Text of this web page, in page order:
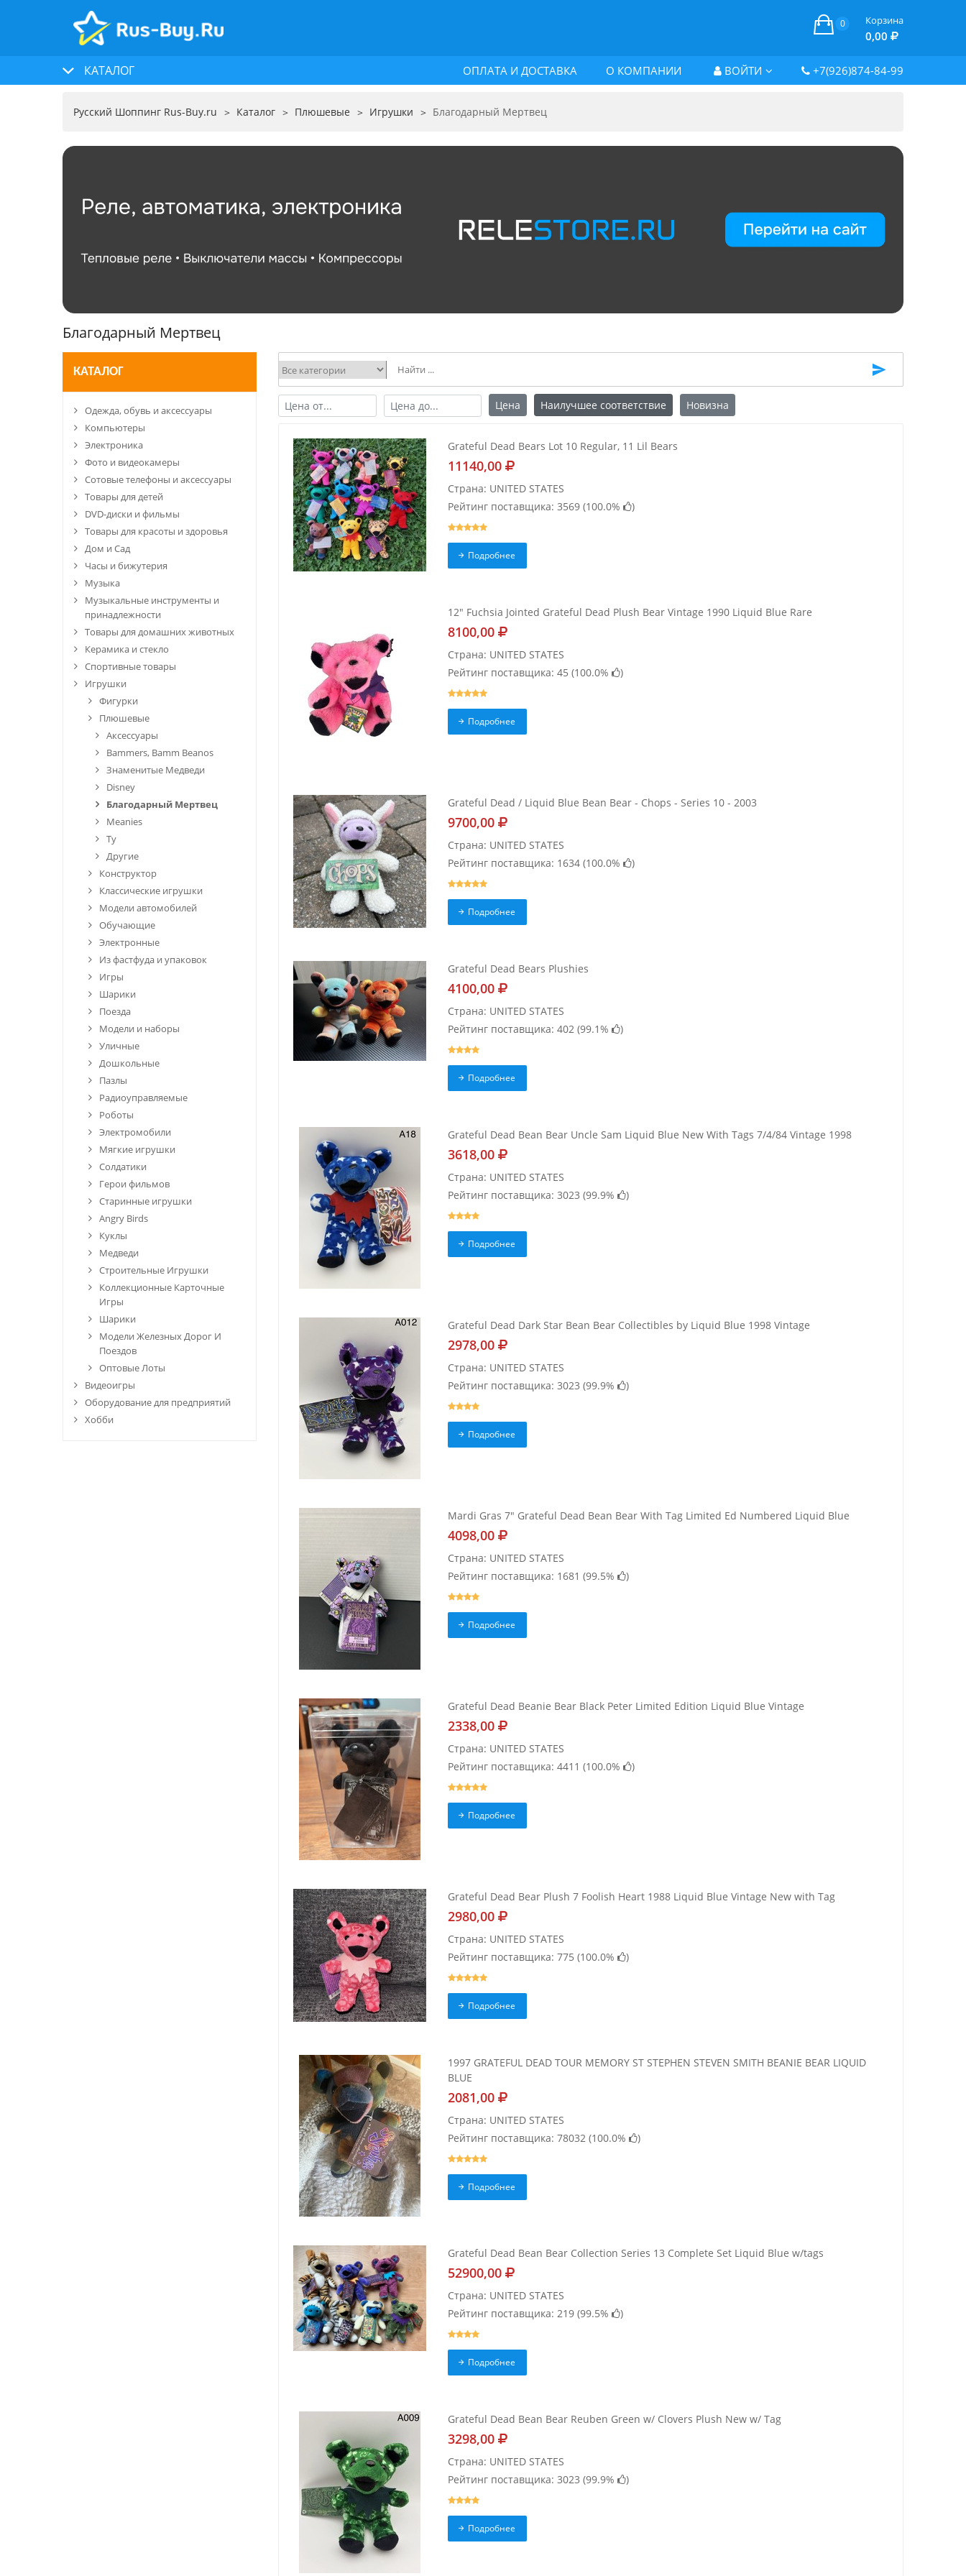
0 Корзина
0,00
КАТАЛОГ ОПЛАТА И ДОСТАВКА О КОМПАНИИ ВОЙТИ +7(926)874-84-99
Русский Шоппинг Rus-Buy.ru Каталог Плюшевые Игрушки Благодарный Мертвец
Благодарный Мертвец
КАТАЛОГ
Одежда, обувь и аксессуары
Компьютеры
Электроника
Фото и видеокамеры
Сотовые телефоны и аксессуары
Товары для детей
DVD-диски и фильмы
Товары для красоты и здоровья
Дом и Сад
Часы и бижутерия
Музыка
Музыкальные инструменты и
принадлежности
Товары для домашних животных
Керамика и стекло
Спортивные товары
Игрушки
Фигурки
Плюшевые
Аксессуары
Bammers, Bamm Beanos
Знаменитые Медведи
Disney
Благодарный Мертвец
Meanies
Ty
Другие
Конструктор
Классические игрушки
Модели автомобилей
Обучающие
Электронные
Из фастфуда и упаковок
Игры
Шарики
Поезда
Модели и наборы
Уличные
Дошкольные
Пазлы
Радиоуправляемые
Роботы
Электромобили
Мягкие игрушки
Солдатики
Герои фильмов
Старинные игрушки
Angry Birds
Куклы
Медведи
Строительные Игрушки
Коллекционные Карточные
Игры
Шарики
Модели Железных Дорог И
Поездов
Оптовые Лоты
Видеоигры
Оборудование для предприятий
Хобби
Цена Наилучшее соответствие Новизна
Grateful Dead Bears Lot 10 Regular, 11 Lil Bears
11140,00
Страна: UNITED STATES
Рейтинг поставщика: 3569 (100.0% )
Подробнее
12" Fuchsia Jointed Grateful Dead Plush Bear Vintage 1990 Liquid Blue Rare
8100,00
Страна: UNITED STATES
Рейтинг поставщика: 45 (100.0% )
Подробнее
Grateful Dead / Liquid Blue Bean Bear - Chops - Series 10 - 2003
9700,00
Страна: UNITED STATES
Рейтинг поставщика: 1634 (100.0% )
Подробнее
Grateful Dead Bears Plushies
4100,00
Страна: UNITED STATES
Рейтинг поставщика: 402 (99.1% )
Подробнее
Grateful Dead Bean Bear Uncle Sam Liquid Blue New With Tags 7/4/84 Vintage 1998
3618,00
Страна: UNITED STATES
Рейтинг поставщика: 3023 (99.9% )
Подробнее
Grateful Dead Dark Star Bean Bear Collectibles by Liquid Blue 1998 Vintage
2978,00
Страна: UNITED STATES
Рейтинг поставщика: 3023 (99.9% )
Подробнее
Mardi Gras 7" Grateful Dead Bean Bear With Tag Limited Ed Numbered Liquid Blue
4098,00
Страна: UNITED STATES
Рейтинг поставщика: 1681 (99.5% )
Подробнее
Grateful Dead Beanie Bear Black Peter Limited Edition Liquid Blue Vintage
2338,00
Страна: UNITED STATES
Рейтинг поставщика: 4411 (100.0% )
Подробнее
Grateful Dead Bear Plush 7 Foolish Heart 1988 Liquid Blue Vintage New with Tag
2980,00
Страна: UNITED STATES
Рейтинг поставщика: 775 (100.0% )
Подробнее
1997 GRATEFUL DEAD TOUR MEMORY ST STEPHEN STEVEN SMITH BEANIE BEAR LIQUID
BLUE
2081,00
Страна: UNITED STATES
Рейтинг поставщика: 78032 (100.0% )
Подробнее
Grateful Dead Bean Bear Collection Series 13 Complete Set Liquid Blue w/tags
52900,00
Страна: UNITED STATES
Рейтинг поставщика: 219 (99.5% )
Подробнее
Grateful Dead Bean Bear Reuben Green w/ Clovers Plush New w/ Tag
3298,00
Страна: UNITED STATES
Рейтинг поставщика: 3023 (99.9% )
Подробнее